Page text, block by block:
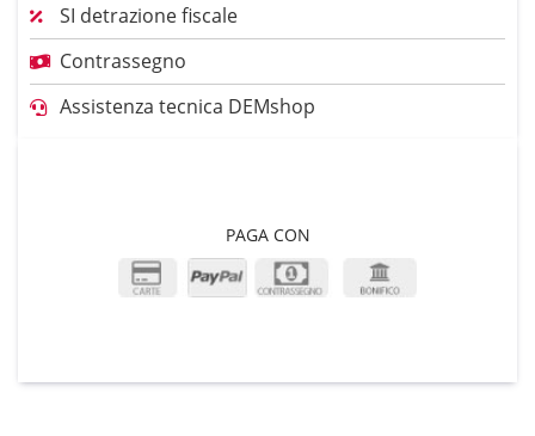
SI detrazione fiscale
Contrassegno
Assistenza tecnica DEMshop
PAGA CON